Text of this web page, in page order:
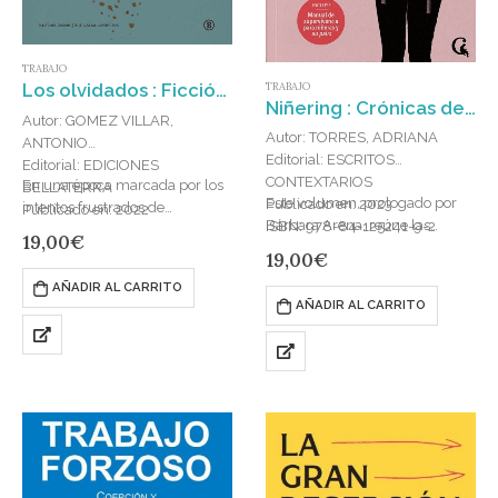
TRABAJO
Los olvidados : Ficción de un proletariado reaccionario
Autor: GOMEZ VILLAR,
ANTONIO
Editorial: EDICIONES
BELLATERRA
Publicado en: 2022
En una época marcada por los
intentos frustrados de
un afecto de desesperanza y
cancelación del futuro,
proliferan…
19,00€
AÑADIR AL CARRITO
TRABAJO
Niñering : Crónicas de una cuidadora explotada en Europa
Autor: TORRES, ADRIANA
Editorial: ESCRITOS
CONTEXTARIOS
Publicado en: 2023
ISBN: 978-84-125241-9-2
Este volumen, prologado por
Bárbara Arena, reúne las
memorias ?aupairísticas? de
Adriana Torres durante sus
años en el…
19,00€
AÑADIR AL CARRITO